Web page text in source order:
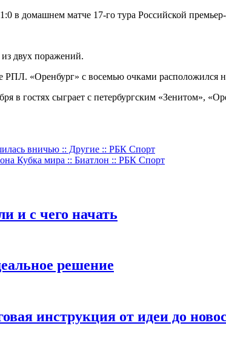
в домашнем матче 17-го тура Российской
двух поражений.
РПЛ. «Оренбург» с восемью очками расположился
гостях сыграет с петербургским «Зенитом»,
вничью :: Другие :: РБК Спорт
Кубка мира :: Биатлон :: РБК Спорт
и с чего начать
решение
инструкция от идеи до